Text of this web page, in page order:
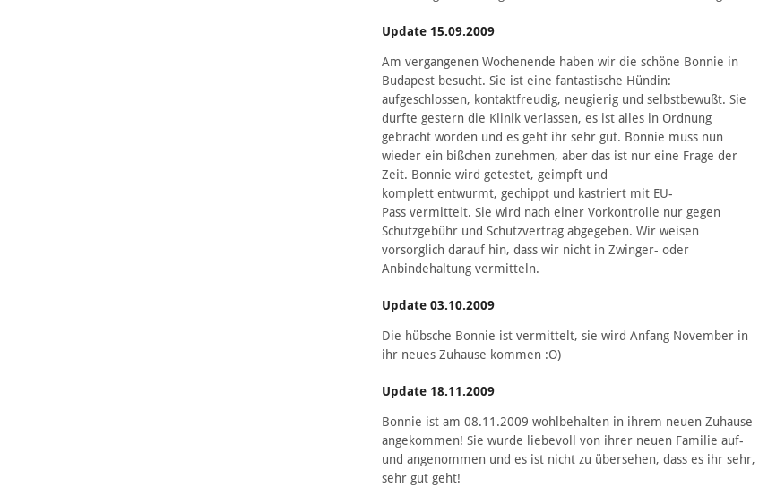
Update 15.09.2009
Am vergangenen Wochenende haben wir die schöne Bonnie in
Budapest besucht. Sie ist eine fantastische Hündin:
aufgeschlossen, kontaktfreudig, neugierig und selbstbewußt. Sie
durfte gestern die Klinik verlassen, es ist alles in Ordnung
gebracht worden und es geht ihr sehr gut. Bonnie muss nun
wieder ein bißchen zunehmen, aber das ist nur eine Frage der
Zeit. Bonnie wird getestet, geimpft und
komplett entwurmt, gechippt und kastriert mit EU-
Pass vermittelt. Sie wird nach einer Vorkontrolle nur gegen
Schutzgebühr und Schutzvertrag abgegeben. Wir weisen
vorsorglich darauf hin, dass wir nicht in Zwinger- oder
Anbindehaltung vermitteln.
Update 03.10.2009
Die hübsche Bonnie ist vermittelt, sie wird Anfang November in
ihr neues Zuhause kommen :O)
Update 18.11.2009
Bonnie ist am 08.11.2009 wohlbehalten in ihrem neuen Zuhause
angekommen! Sie wurde liebevoll von ihrer neuen Familie auf-
und angenommen und es ist nicht zu übersehen, dass es ihr sehr,
sehr gut geht!